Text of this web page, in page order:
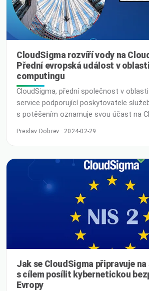
CloudSigma rozvíří vody na
Přední evropská událost v
computingu
CloudSigma, přední společnost v
service podporující poskytovatele
s potěšením oznamuje svou účast na
který se bude konat od 18. do 21.
nadšenci z celého světa. Anthony
Preslav Dobrev · 2024-02-29
Jak se CloudSigma připravuje na
s cílem posílit kybernetickou
Evropy